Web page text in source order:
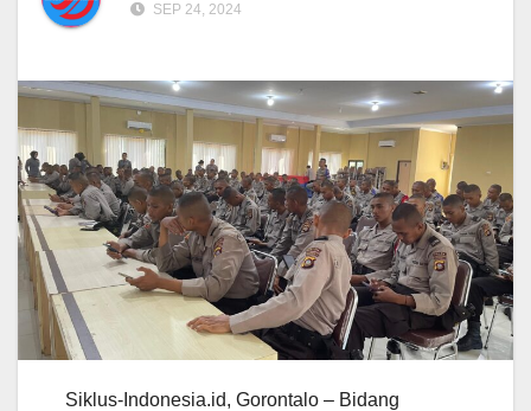
SEP 24, 2024
Siklus-Indonesia.id, Gorontalo – Bidang